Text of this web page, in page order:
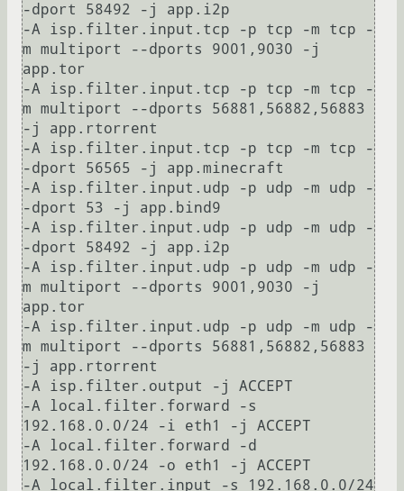
-dport 58492 -j app.i2p
-A isp.filter.input.tcp -p tcp -m tcp -
m multiport --dports 9001,9030 -j
app.tor
-A isp.filter.input.tcp -p tcp -m tcp -
m multiport --dports 56881,56882,56883
-j app.rtorrent
-A isp.filter.input.tcp -p tcp -m tcp -
-dport 56565 -j app.minecraft
-A isp.filter.input.udp -p udp -m udp -
-dport 53 -j app.bind9
-A isp.filter.input.udp -p udp -m udp -
-dport 58492 -j app.i2p
-A isp.filter.input.udp -p udp -m udp -
m multiport --dports 9001,9030 -j
app.tor
-A isp.filter.input.udp -p udp -m udp -
m multiport --dports 56881,56882,56883
-j app.rtorrent
-A isp.filter.output -j ACCEPT
-A local.filter.forward -s
192.168.0.0/24 -i eth1 -j ACCEPT
-A local.filter.forward -d
192.168.0.0/24 -o eth1 -j ACCEPT
-A local.filter.input -s 192.168.0.0/24